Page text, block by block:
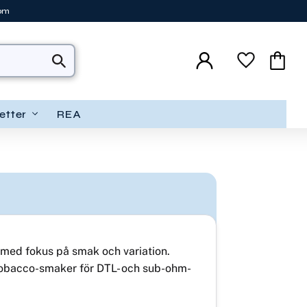
Favoriter
REA
fokus på smak och variation.
smaker för DTL- och sub-ohm-